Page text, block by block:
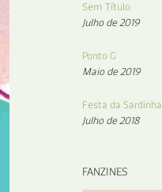
Sem Título
Julho de 2019
Ponto G
Maio de 2019
Festa da Sardinha
Julho de 2018
FANZINES